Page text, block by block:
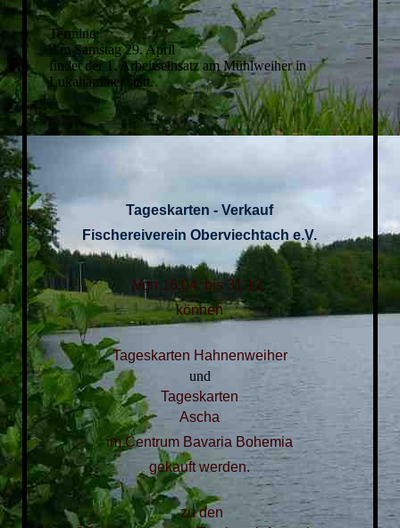
Termine:
Am Samstag 29. April
findet der 1. Arbeitseinsatz am Mühlweiher in
Lukahammer statt.
Tageskarten - Verkauf
Fischereiverein Oberviechtach e.V.
Von 16.04. bis 31.12.
können
Tageskarten Hahnenweiher
und
Tageskarten
Ascha
im Centrum Bavaria Bohemia
gekauft werden.
zu den